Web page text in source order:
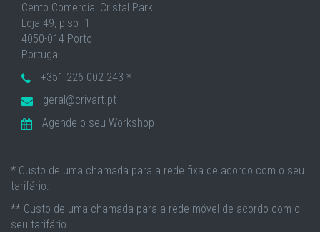
Cento Comercial Cristal Park
Loja 49, piso -1
4050-014 Porto
Portugal
+351 226 002 243 *
geral@crivart.pt
Agende o seu Workshop
* Custo de uma chamada para a rede fixa de acordo com o seu
tarifário.
** Custo de uma chamada para a rede móvel de acordo com o
seu tarifário.